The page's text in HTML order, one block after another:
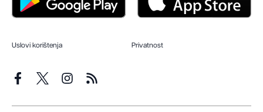
Uslovi korištenja Privatnost